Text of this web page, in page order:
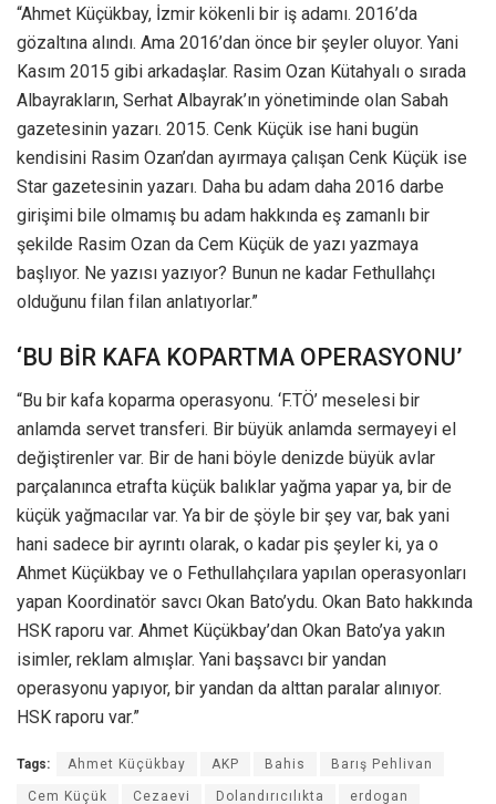
“Ahmet Küçükbay, İzmir kökenli bir iş adamı. 2016’da
gözaltına alındı. Ama 2016’dan önce bir şeyler oluyor. Yani
Kasım 2015 gibi arkadaşlar. Rasim Ozan Kütahyalı o sırada
Albayrakların, Serhat Albayrak’ın yönetiminde olan Sabah
gazetesinin yazarı. 2015. Cenk Küçük ise hani bugün
kendisini Rasim Ozan’dan ayırmaya çalışan Cenk Küçük ise
Star gazetesinin yazarı. Daha bu adam daha 2016 darbe
girişimi bile olmamış bu adam hakkında eş zamanlı bir
şekilde Rasim Ozan da Cem Küçük de yazı yazmaya
başlıyor. Ne yazısı yazıyor? Bunun ne kadar Fethullahçı
olduğunu filan filan anlatıyorlar.”
‘BU BİR KAFA KOPARTMA OPERASYONU’
“Bu bir kafa koparma operasyonu. ‘F.TÖ’ meselesi bir
anlamda servet transferi. Bir büyük anlamda sermayeyi el
değiştirenler var. Bir de hani böyle denizde büyük avlar
parçalanınca etrafta küçük balıklar yağma yapar ya, bir de
küçük yağmacılar var. Ya bir de şöyle bir şey var, bak yani
hani sadece bir ayrıntı olarak, o kadar pis şeyler ki, ya o
Ahmet Küçükbay ve o Fethullahçılara yapılan operasyonları
yapan Koordinatör savcı Okan Bato’ydu. Okan Bato hakkında
HSK raporu var. Ahmet Küçükbay’dan Okan Bato’ya yakın
isimler, reklam almışlar. Yani başsavcı bir yandan
operasyonu yapıyor, bir yandan da alttan paralar alınıyor.
HSK raporu var.”
Tags: Ahmet Küçükbay AKP Bahis Barış Pehlivan
Cem Küçük Cezaevi Dolandırıcılıkta erdogan